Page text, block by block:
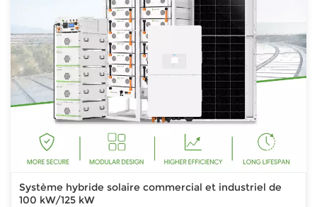
Système hybride solaire commercial et industriel de
100 kW/125 kW